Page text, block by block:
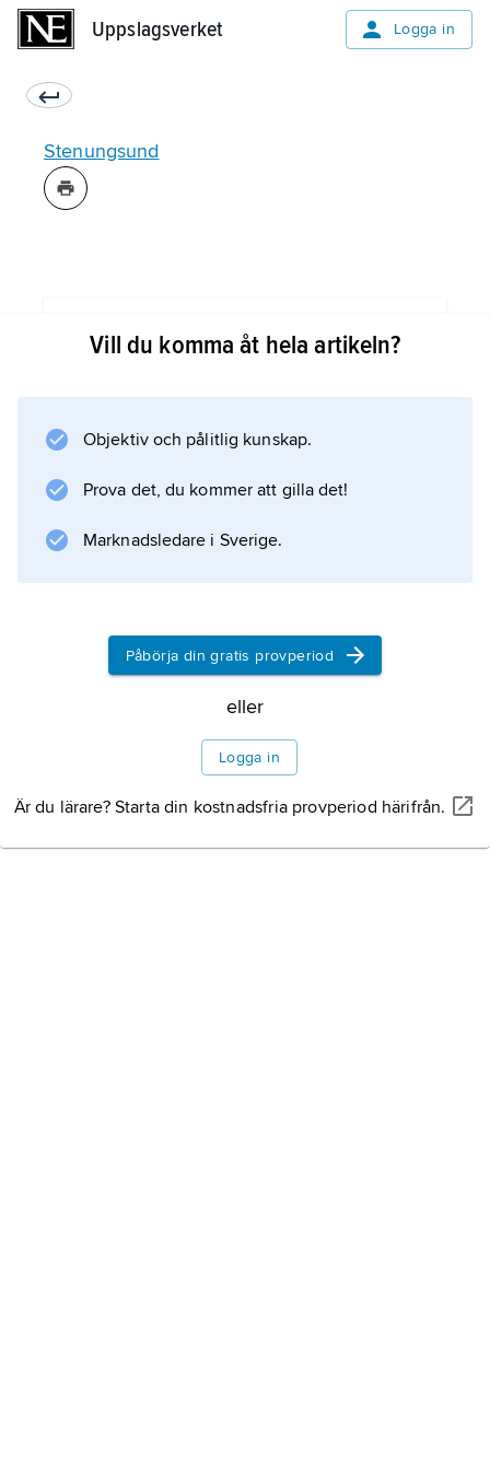
Uppslagsverket Logga in
Stenungsund
Vill du komma åt hela artikeln?
Objektiv och pålitlig kunskap.
Prova det, du kommer att gilla det!
Marknadsledare i Sverige.
Påbörja din gratis provperiod
eller
Logga in
Är du lärare? Starta din kostnadsfria provperiod härifrån.